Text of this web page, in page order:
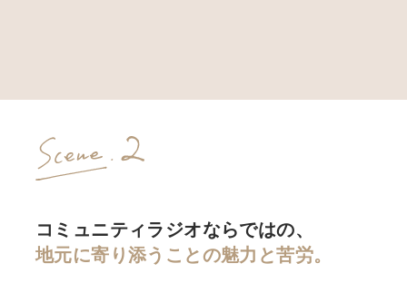
コミュニティラジオならではの、
地元に寄り添うことの魅力と苦労。